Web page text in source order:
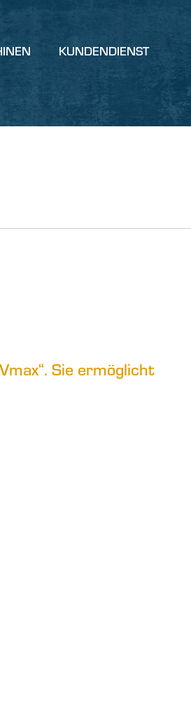
KUNDENDIENST
Sie ermöglicht